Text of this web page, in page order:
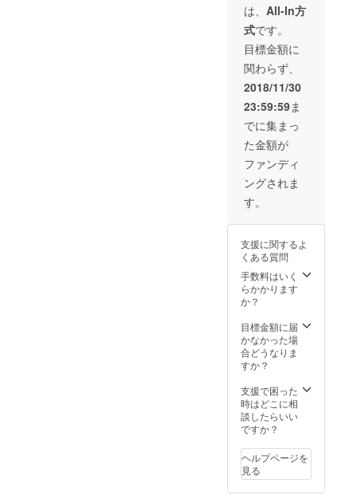
お選び
いただ
けま
す。 度
数をお
教えい
ただけ
れば、
度付き
レンズ
に加工
してお
送りし
ます。
は、 All-In方
式です。
目標金額に
関わらず、
2018/11/30
23:59:59ま
でに集まっ
た金額が
ファンディ
ングされま
す。
支援に関するよ
くある質問
手数料はいく
らかかります
か？
目標金額に届
かなかった場
合どうなりま
すか？
支援で困った
時はどこに相
談したらいい
ですか？
ヘルプページを
見る